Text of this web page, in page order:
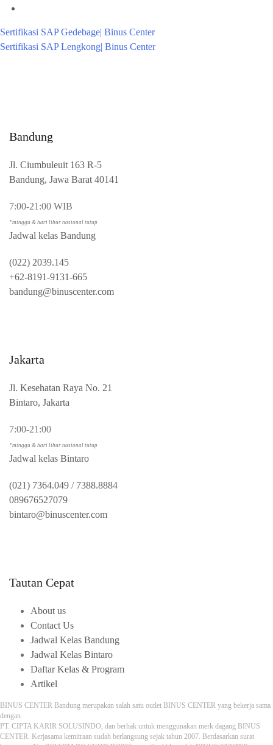
Sertifikasi SAP Gedebage| Binus Center
Sertifikasi SAP Lengkong| Binus Center
Bandung
Jl. Ciumbuleuit 163 R-5
Bandung, Jawa Barat 40141
7:00-21:00 WIB
*minggu & hari libur nasional tutup
Jadwal kelas Bandung
(022) 2039.145
+62-8191-9131-665
bandung@binuscenter.com
Jakarta
Jl. Kesehatan Raya No. 21
Bintaro, Jakarta
7:00-21:00
*minggu & hari libur nasional tutup
Jadwal kelas Bintaro
(021) 7364.049 / 7388.8884
089676527079
bintaro@binuscenter.com
Tautan Cepat
About us
Contact Us
Jadwal Kelas Bandung
Jadwal Kelas Bintaro
Daftar Kelas & Program
Artikel
BINUS CENTER Bandung merupakan salah satu outlet BINUS CENTER yang bekerja sama
dengan
PT. CIPTA KARIR SOLUSINDO, dan berhak untuk menggunakan merk dagang BINUS
CENTER. Kerjasama kemitraan sudah berlangsung sejak tahun 2007. Berdasarkan surat